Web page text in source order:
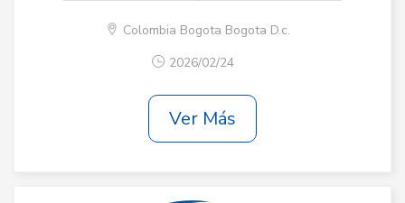
Colombia Bogota Bogota D.c.
2026/02/24
Ver Más